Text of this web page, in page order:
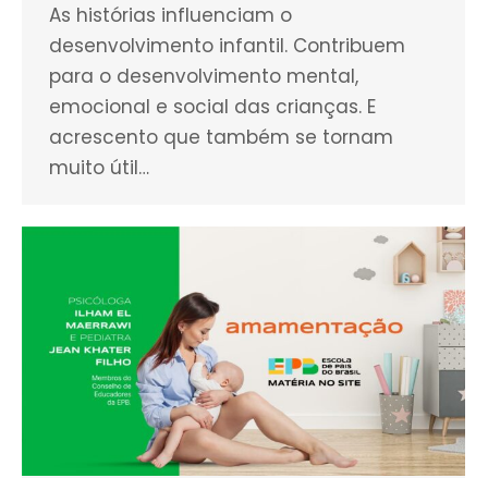
As histórias influenciam o
desenvolvimento infantil. Contribuem
para o desenvolvimento mental,
emocional e social das crianças. E
acrescento que também se tornam
muito útil…